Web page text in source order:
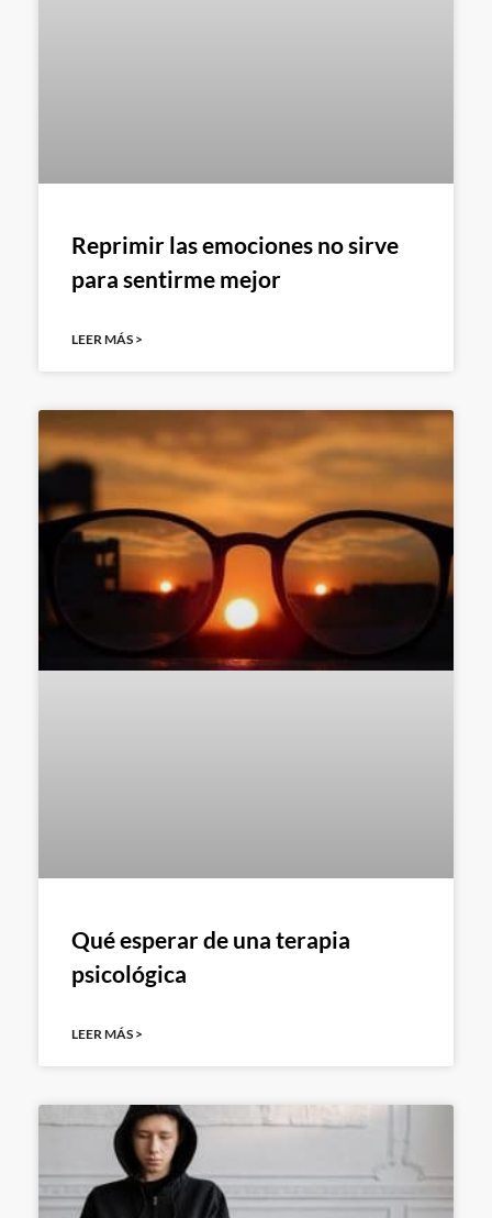
Reprimir las emociones no sirve
para sentirme mejor
LEER MÁS >
Qué esperar de una terapia
psicológica
LEER MÁS >